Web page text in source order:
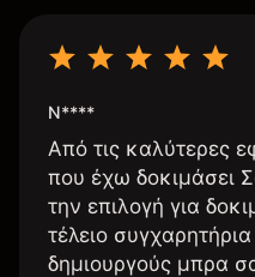
N****
Από τις καλύτερες
που έχω δοκιμάσει
την επιλογή για
τέλειο
δημιουργούς μπρα